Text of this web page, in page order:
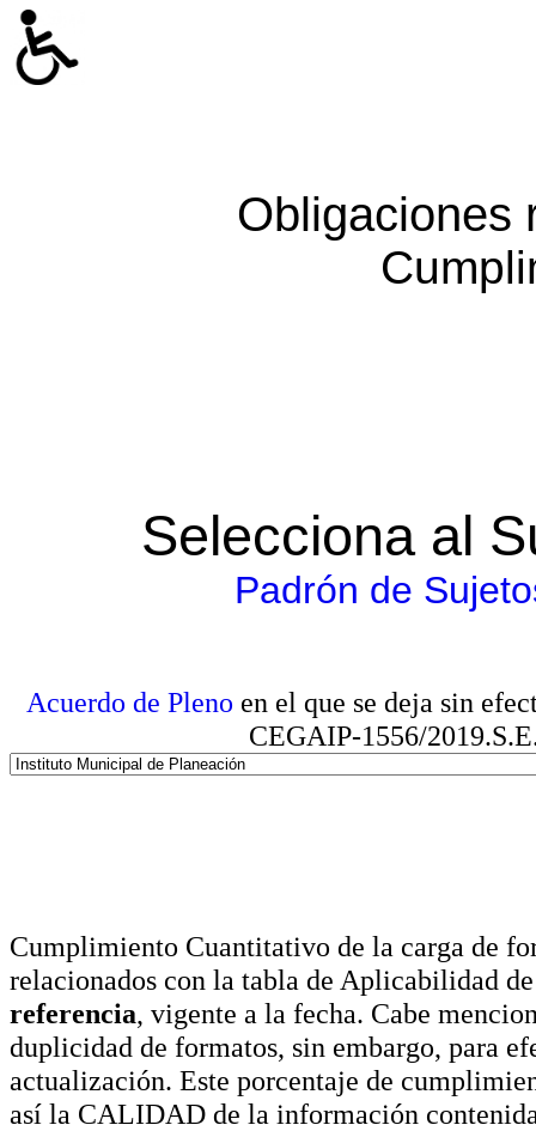
Obligaciones
Selecciona al
Padrón de
Acuerdo de Pleno en el que se deja sin
CEGAIP-1556/
Cumplimiento Cuantitativo de la carga de
relacionados con la tabla de Aplicabilidad
referencia, vigente a la fecha. Cabe
duplicidad de formatos, sin embargo, para
actualización. Este porcentaje de
así la CALIDAD de la información